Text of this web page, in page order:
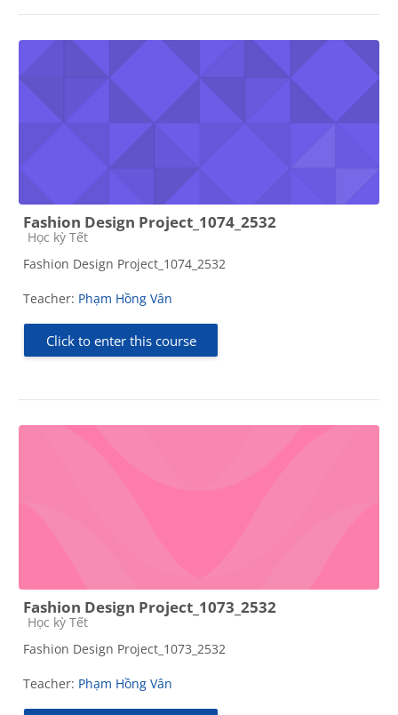
Fashion Design Project_1074_2532
Course category
Học kỳ Tết
Fashion Design Project_1074_2532
Teacher: Phạm Hồng Vân
Click to enter this course
Fashion Design Project_1073_2532
Course category
Học kỳ Tết
Fashion Design Project_1073_2532
Teacher: Phạm Hồng Vân